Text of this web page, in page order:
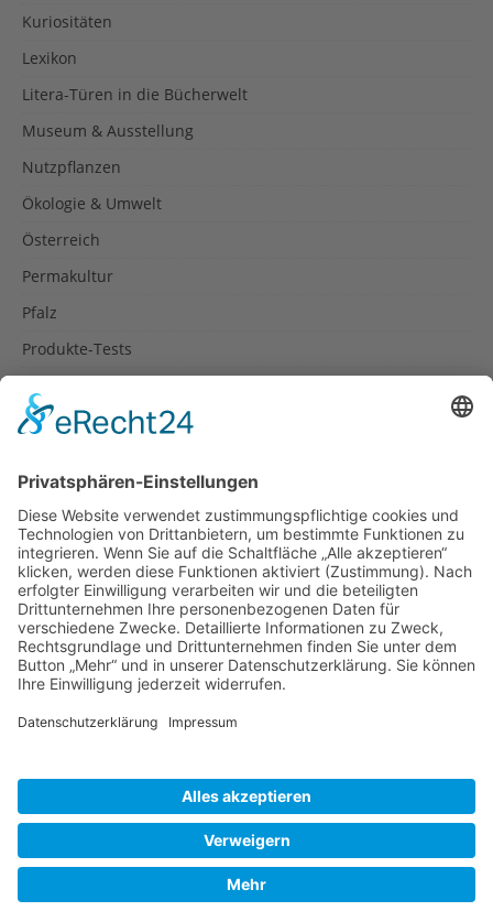
Kuriositäten
Lexikon
Litera-Türen in die Bücherwelt
Museum & Ausstellung
Nutzpflanzen
Ökologie & Umwelt
Österreich
Permakultur
Pfalz
Produkte-Tests
Rezepte
Spanien
Südtirol
USA
Weihnachten
Weihnachtstexte
Datenschutzerklärung
Impressum
Cookie-Einstellungen